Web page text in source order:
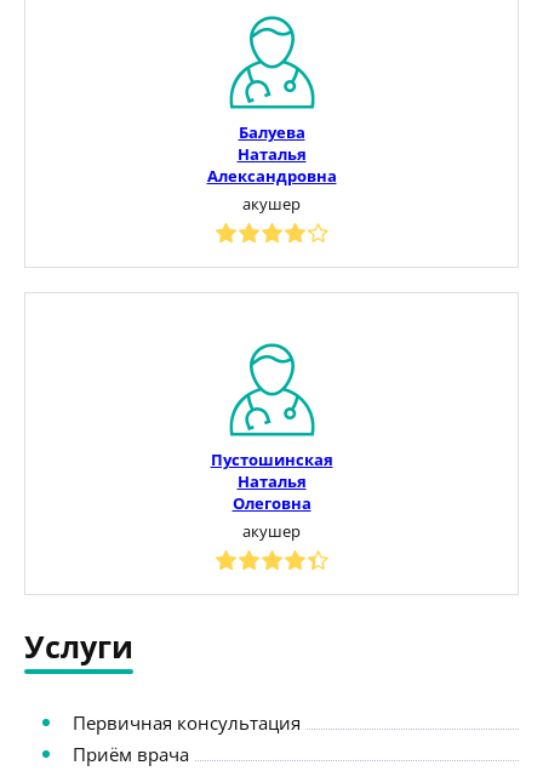
Балуева
Наталья
Александровна
акушер
Пустошинская
Наталья
Олеговна
акушер
Услуги
Первичная консультация
Приём врача